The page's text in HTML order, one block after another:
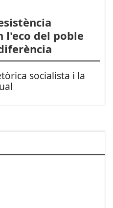
l'eco del poble
socialista i la